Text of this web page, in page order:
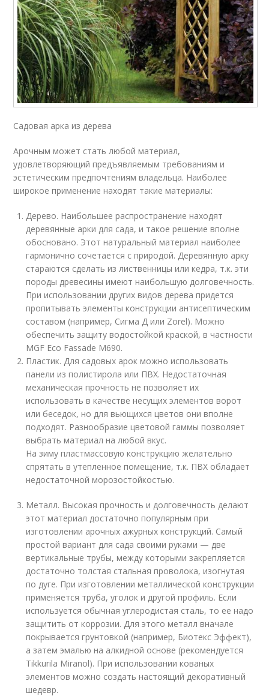
Садовая арка из дерева
Арочным может стать любой материал,
удовлетворяющий предъявляемым требованиям и
эстетическим предпочтениям владельца. Наиболее
широкое применение находят такие материалы:
Дерево. Наибольшее распространение находят
деревянные арки для сада, и такое решение вполне
обосновано. Этот натуральный материал наиболее
гармонично сочетается с природой. Деревянную арку
стараются сделать из лиственницы или кедра, т.к. эти
породы древесины имеют наибольшую долговечность.
При использовании других видов дерева придется
пропитывать элементы конструкции антисептическим
составом (например, Сигма Д или Zorel). Можно
обеспечить защиту водостойкой краской, в частности
MGF Eco Fassade M690.
Пластик. Для садовых арок можно использовать
панели из полистирола или ПВХ. Недостаточная
механическая прочность не позволяет их
использовать в качестве несущих элементов ворот
или беседок, но для вьющихся цветов они вполне
подходят. Разнообразие цветовой гаммы позволяет
выбрать материал на любой вкус.
На зиму пластмассовую конструкцию желательно
спрятать в утепленное помещение, т.к. ПВХ обладает
недостаточной морозостойкостью.
Металл. Высокая прочность и долговечность делают
этот материал достаточно популярным при
изготовлении арочных ажурных конструкций. Самый
простой вариант для сада своими руками — две
вертикальные трубы, между которыми закрепляется
достаточно толстая стальная проволока, изогнутая
по дуге. При изготовлении металлической конструкции
применяется труба, уголок и другой профиль. Если
используется обычная углеродистая сталь, то ее надо
защитить от коррозии. Для этого металл вначале
покрывается грунтовкой (например, Биотекс Эффект),
а затем эмалью на алкидной основе (рекомендуется
Tikkurila Miranol). При использовании кованых
элементов можно создать настоящий декоративный
шедевр.